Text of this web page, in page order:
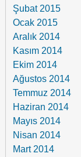
Şubat 2015
Ocak 2015
Aralık 2014
Kasım 2014
Ekim 2014
Ağustos 2014
Temmuz 2014
Haziran 2014
Mayıs 2014
Nisan 2014
Mart 2014